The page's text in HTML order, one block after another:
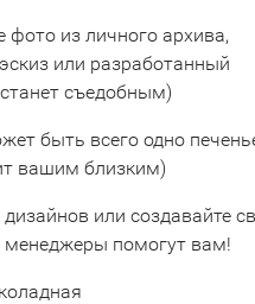
из личного архива,
или разработанный
съедобным)
быть всего одно
вашим близким)
или создавайте
помогут вам!